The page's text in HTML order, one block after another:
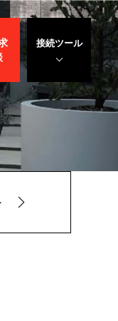
接続ツール
遠隔サポート
サリバン先生
WEBデモ
サポート